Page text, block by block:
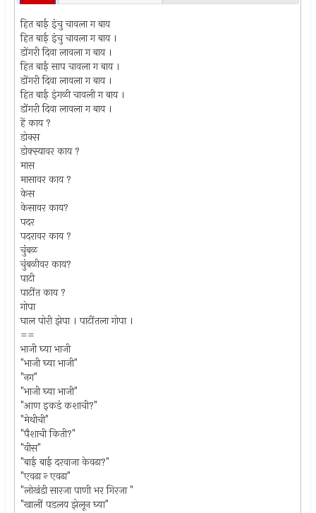
हित बाई इंचु चावला ग बाय
हित बाई इंचु चावला ग बाय ।
डोंगरी दिवा लावला ग बाय ।
हित बाई साप चावला ग बाय ।
डोंगरी दिवा लावला ग बाय ।
हित बाई इंगळी चावली ग बाय ।
डोंगरी दिवा लावला ग बाय ।
हें काय ?
डोक्स
डोक्स्यावर काय ?
मास
मासावर काय ?
केस
केसावर काय?
पदर
पदरावर काय ?
चुंबळ
चुंबळीवर काय?
पाटी
पाटींत काय ?
गोपा
घाल पोरी झेपा । पाटींतला गोपा ।
==
भाजी घ्या भाजी
"भाजी घ्या भाजी"
"नग"
"भाजी घ्या भाजी"
"आण इकडं कशाची?"
"मेथीची"
"पैशाची किती?"
"वीस"
"बाई बाई दरवाजा केवढा?"
"एवढा न्‍ एवढा"
"लोखंडी सारजा पाणी भर गिरजा "
"खालीं पडलय झेलून घ्या"